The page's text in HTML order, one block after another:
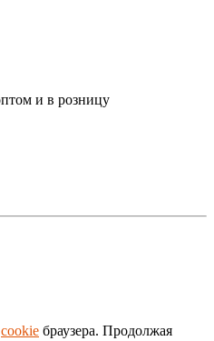
и в розницу
cookie браузера. Продолжая